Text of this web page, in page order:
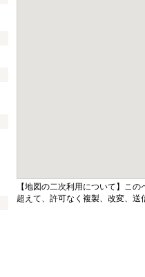
【地図の二次利用について】こ
超えて、許可なく複製、改変、送